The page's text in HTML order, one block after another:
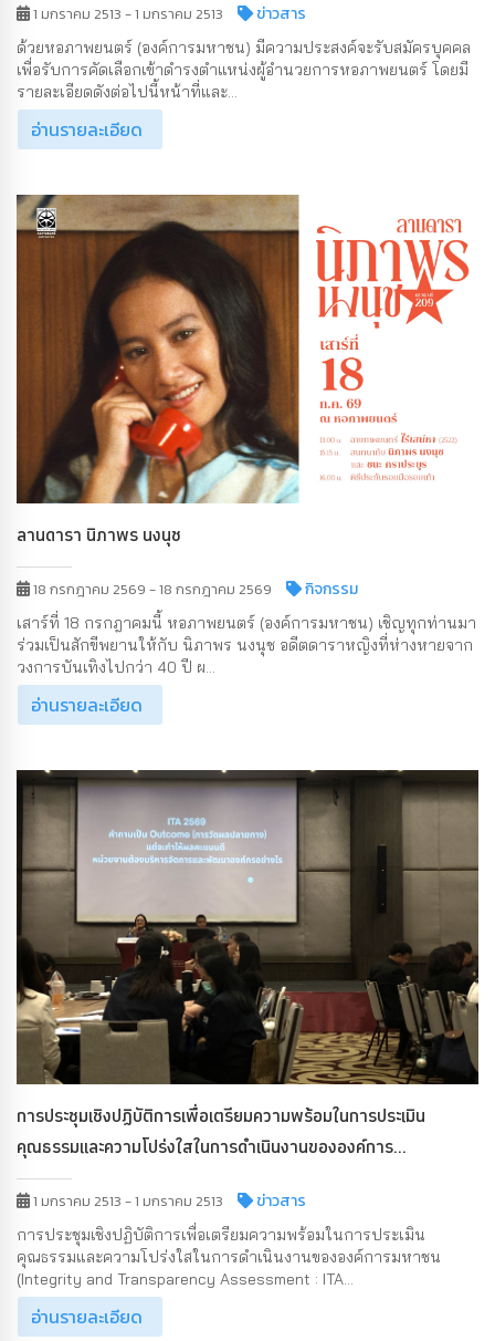
1 มกราคม 2513 - 1 มกราคม 2513 ข่าวสาร
ด้วยหอภาพยนตร์ (องค์การมหาชน) มีความประสงค์จะรับสมัครบุคคล
เพื่อรับการคัดเลือกเข้าดำรงตำแหน่งผู้อำนวยการหอภาพยนตร์ โดยมี
รายละเอียดดังต่อไปนี้หน้าที่และ...
อ่านรายละเอียด
ลานดารา นิภาพร นงนุช
18 กรกฎาคม 2569 - 18 กรกฎาคม 2569 กิจกรรม
เสาร์ที่ 18 กรกฎาคมนี้ หอภาพยนตร์ (องค์การมหาชน) เชิญทุกท่านมา
ร่วมเป็นสักขีพยานให้กับ นิภาพร นงนุช อดีตดาราหญิงที่ห่างหายจาก
วงการบันเทิงไปกว่า 40 ปี ผ...
อ่านรายละเอียด
การประชุมเชิงปฏิบัติการเพื่อเตรียมความพร้อมในการประเมิน
คุณธรรมและความโปร่งใสในการดำเนินงานขององค์การ...
1 มกราคม 2513 - 1 มกราคม 2513 ข่าวสาร
การประชุมเชิงปฏิบัติการเพื่อเตรียมความพร้อมในการประเมิน
คุณธรรมและความโปร่งใสในการดำเนินงานขององค์การมหาชน
(Integrity and Transparency Assessment : ITA...
อ่านรายละเอียด